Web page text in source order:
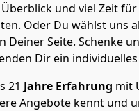
und viel Zeit
Oder Du wählst uns
Deiner Seite. Schenke
Dir ein
21 Jahre Erfahrung mit
Angebote kennt und